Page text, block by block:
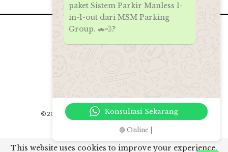
© 2026 - PT.MSM Tiga Matra Satra. All Rights Reserved.
msmparkinggroup 2012
This website uses cookies to improve your experience.
paket Sistem Parkir Manless 1-
in-1-out dari MSM Parking
Group. 🚗💨?
Konsultasi Sekarang
🟢 Online |